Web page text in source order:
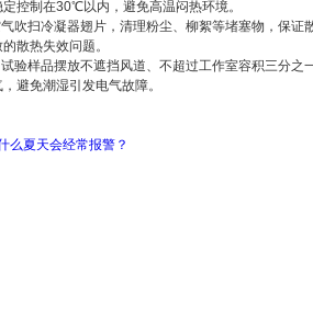
控制在30℃以内，避免高温闷热环境。
吹扫冷凝器翅片，清理粉尘、柳絮等堵塞物，保证
散热失效问题。
验样品摆放不遮挡风道、不超过工作室容积三分之
避免潮湿引发电气故障。
么夏天会经常报警？